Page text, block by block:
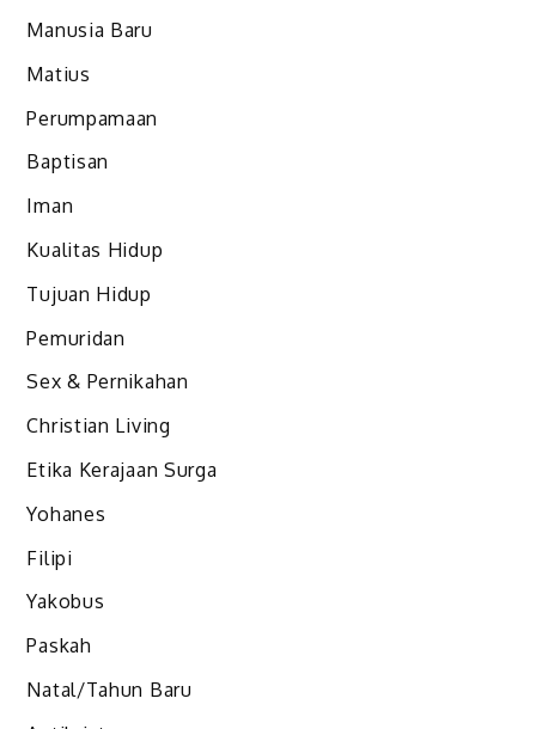
Manusia Baru
Matius
Perumpamaan
Baptisan
Iman
Kualitas Hidup
Tujuan Hidup
Pemuridan
Sex & Pernikahan
Christian Living
Etika Kerajaan Surga
Yohanes
Filipi
Yakobus
Paskah
Natal/Tahun Baru